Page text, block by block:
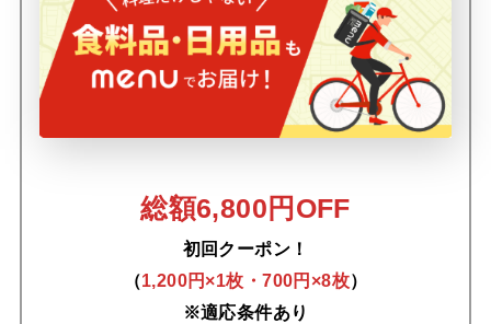
総額6,800円OFF
初回クーポン！
（1,200円×1枚・700円×8枚）
※適応条件あり